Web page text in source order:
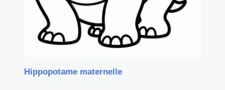
Hippopotame maternelle